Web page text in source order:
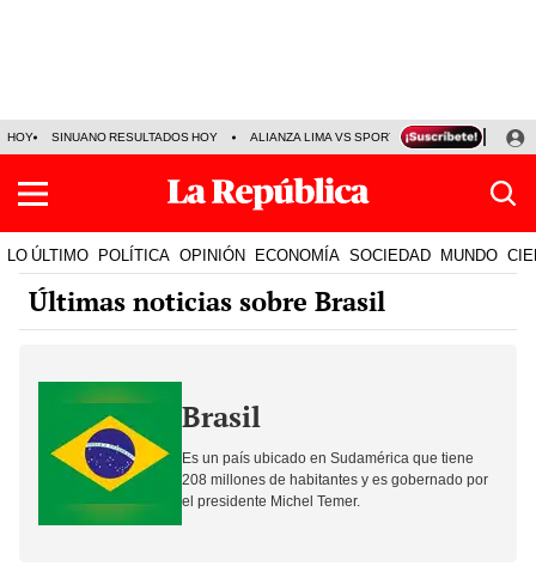
HOY SINUANO RESULTADOS HOY ALIANZA LIMA VS SPORT BOYS JORGE
LO ÚLTIMO POLÍTICA OPINIÓN ECONOMÍA SOCIEDAD MUNDO
Últimas noticias sobre Brasil
Brasil
Es un país ubicado en Sudamérica que tiene
208 millones de habitantes y es gobernado por
el presidente Michel Temer.